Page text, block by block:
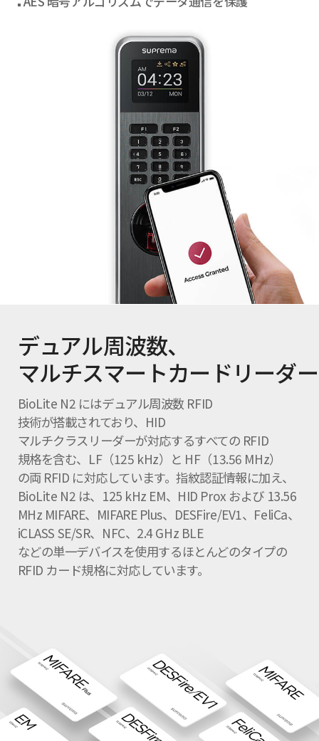
デュアル周波数、
マルチスマートカードリーダー
BioLite N2 にはデュアル周波数 RFID
技術が搭載されており、HID
マルチクラスリーダーが対応するすべての RFID
規格を含む、LF（125 kHz）と HF（13.56 MHz）
の両 RFID に対応しています。指紋認証情報に加え、
BioLite N2 は、125 kHz EM、HID Prox および 13.56
MHz MIFARE、MIFARE Plus、DESFire/EV1、FeliCa、
iCLASS SE/SR、NFC、2.4 GHz BLE
などの単一デバイスを使用するほとんどのタイプの
RFID カード規格に対応しています。